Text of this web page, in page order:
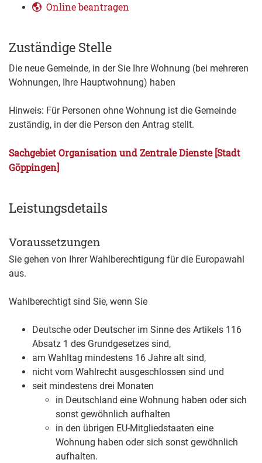
Online beantragen
Zuständige Stelle
Die neue Gemeinde, in der Sie Ihre Wohnung (bei mehreren
Wohnungen, Ihre Hauptwohnung) haben
Hinweis: Für Personen ohne Wohnung ist die Gemeinde
zuständig, in der die Person den Antrag stellt.
Sachgebiet Organisation und Zentrale Dienste [Stadt
Göppingen]
Leistungsdetails
Voraussetzungen
Sie gehen von Ihrer Wahlberechtigung für die Europawahl
aus.
Wahlberechtigt sind Sie, wenn Sie
Deutsche oder Deutscher im Sinne des Artikels 116
Absatz 1 des Grundgesetzes sind,
am Wahltag mindestens 16 Jahre alt sind,
nicht vom Wahlrecht ausgeschlossen sind und
seit mindestens drei Monaten
in Deutschland eine Wohnung haben oder sich
sonst gewöhnlich aufhalten
in den übrigen EU-Mitgliedstaaten eine
Wohnung haben oder sich sonst gewöhnlich
aufhalten.